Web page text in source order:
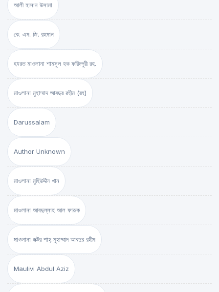
আলী হাসান উসামা
কে. এম. জি. রহমান
হযরত মাওলানা শামসুল হক ফরিদপুরী রহ.
মাওলানা মুহাম্মাদ আবদুর রহীম (রহ)
Darussalam
Author Unknown
মাওলানা মুহিউদ্দীন খান
মাওলানা আবদুল্লাহ আল ফারূক
মাওলানা ডক্টর শাহ্‌ মুহাম্মাদ আবদুর রহীম
Maulivi Abdul Aziz